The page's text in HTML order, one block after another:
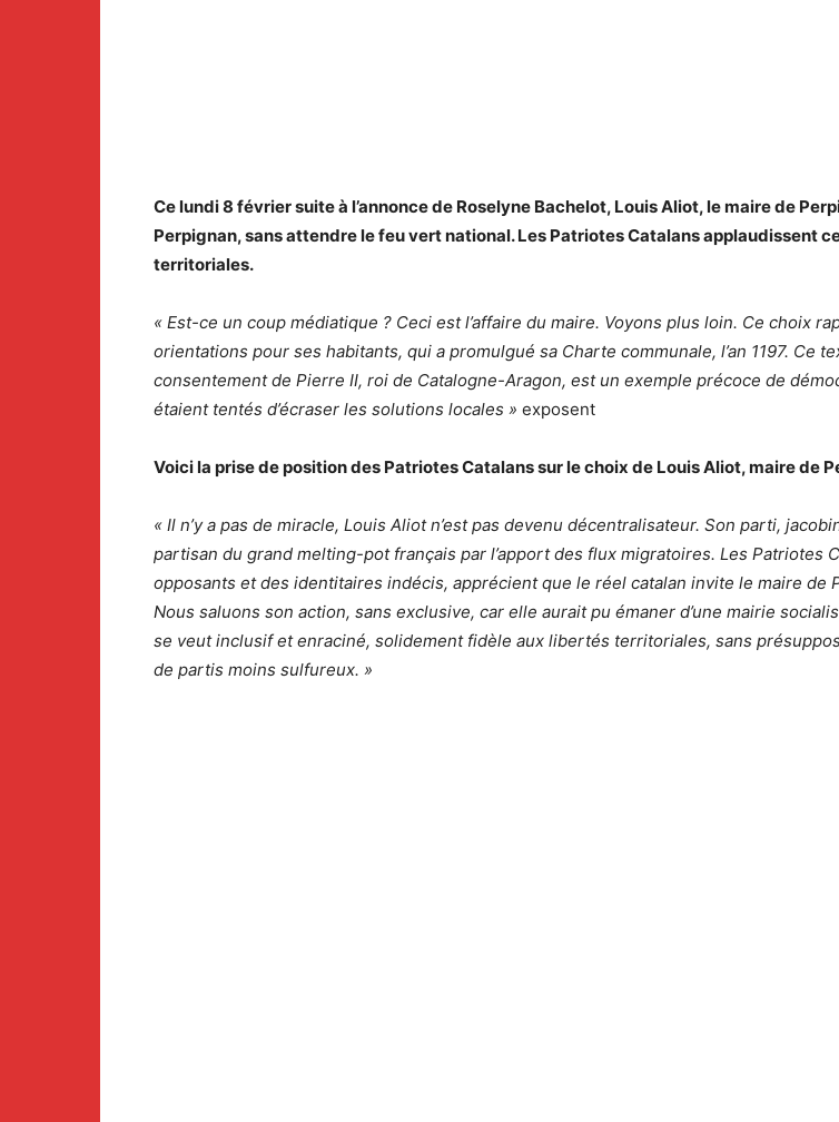
Ce lundi 8 février suite à l’annonce de Roselyne Bachelot, Louis Aliot, le maire de
Perpignan, sans attendre le feu vert national. Les Patriotes Catalans applaudissent
territoriales.
« Est-ce un coup médiatique ? Ceci est l’affaire du maire. Voyons plus loin. Ce choix
orientations pour ses habitants, qui a promulgué sa Charte communale, l’an 1197.
consentement de Pierre II, roi de Catalogne-Aragon, est un exemple précoce de
étaient tentés d’écraser les solutions locales » exposent
Voici la prise de position des Patriotes Catalans sur le choix de Louis Aliot, maire de
« Il n’y a pas de miracle, Louis Aliot n’est pas devenu décentralisateur. Son parti,
partisan du grand melting-pot français par l’apport des flux migratoires. Les Patriotes
opposants et des identitaires indécis, apprécient que le réel catalan invite le maire
Nous saluons son action, sans exclusive, car elle aurait pu émaner d’une mairie
se veut inclusif et enraciné, solidement fidèle aux libertés territoriales, sans
de partis moins sulfureux. »